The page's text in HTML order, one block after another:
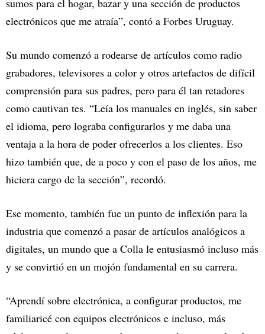
sumos para el hogar, bazar y una sección de productos
electrónicos que me atraía”, contó a Forbes Uruguay.
Su mundo comenzó a rodearse de artículos como radio
grabadores, televisores a color y otros artefactos de difícil
comprensión para sus padres, pero para él tan retadores
como cautivan tes. “Leía los manuales en inglés, sin saber
el idioma, pero lograba configurarlos y me daba una
ventaja a la hora de poder ofrecerlos a los clientes. Eso
hizo también que, de a poco y con el paso de los años, me
hiciera cargo de la sección”, recordó.
Ese momento, también fue un punto de inflexión para la
industria que comenzó a pasar de artículos analógicos a
digitales, un mundo que a Colla le entusiasmó incluso más
y se convirtió en un mojón fundamental en su carrera.
“Aprendí sobre electrónica, a configurar productos, me
familiaricé con equipos electrónicos e incluso, más